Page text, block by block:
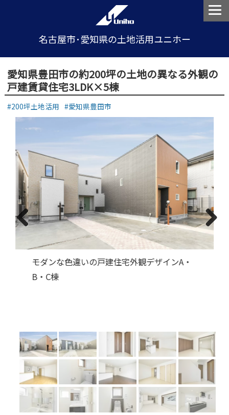
名古屋市･愛知県の土地活用ユニホー
愛知県豊田市の約200坪の土地の異なる外観の
戸建賃貸住宅3LDK×5棟
200坪土地活用 愛知県豊田市
色違いの外観C･D･E棟
Previous Next